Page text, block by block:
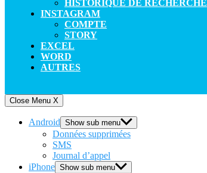
HISTORIQUE DE RECHERCHE
INSTAGRAM
COMPTE
STORY
EXCEL
WORD
AUTRES
Close Menu X
Android Show sub menu
Données supprimées
SMS
Journal d’appel
iPhone Show sub menu